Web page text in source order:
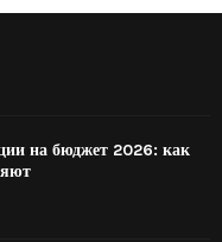
на бюджет 2026: как